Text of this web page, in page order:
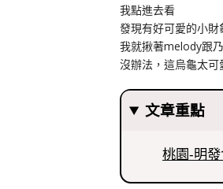
我點進去看
發現有好可愛的小
我就揪著melody跟
沒辦法，這烏龜太
文章重點
桃園-明發